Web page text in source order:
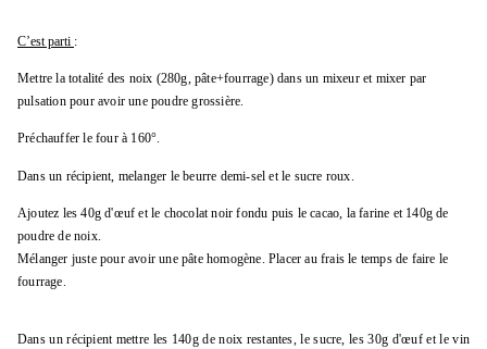
C’est parti :
Mettre la totalité des noix (280g, pâte+fourrage) dans un mixeur et mixer par
pulsation pour avoir une poudre grossière.
Préchauffer le four à 160°.
Dans un récipient, melanger le beurre demi-sel et le sucre roux.
Ajoutez les 40g d'œuf et le chocolat noir fondu puis le cacao, la farine et 140gde
poudre de noix.
Mélanger juste pour avoir une pâte homogène. Placer au frais le temps de faire le
fourrage.
Dans un récipient mettre les 140g de noix restantes, le sucre, les 30g d'œuf et le vin